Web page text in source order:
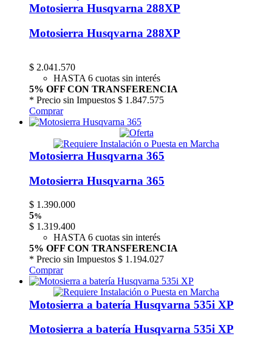
Motosierra Husqvarna 288XP
Motosierra Husqvarna 288XP
$ 2.041.570
HASTA 6 cuotas sin interés
5% OFF CON TRANSFERENCIA
* Precio sin Impuestos $ 1.847.575
Comprar
Motosierra Husqvarna 365
Motosierra Husqvarna 365
$ 1.390.000
5%
$ 1.319.400
HASTA 6 cuotas sin interés
5% OFF CON TRANSFERENCIA
* Precio sin Impuestos $ 1.194.027
Comprar
Motosierra a batería Husqvarna 535i XP
Motosierra a batería Husqvarna 535i XP